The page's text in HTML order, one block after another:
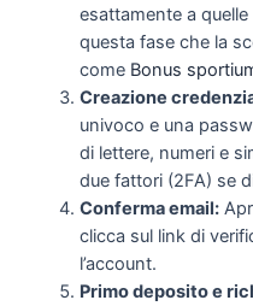
esattamente a
questa fase che la
come Bonus
Creazione
univoco e una
di lettere, numeri e
due fattori (2FA) se
Conferma email:
clicca sul link di
l’account.
Primo deposito e